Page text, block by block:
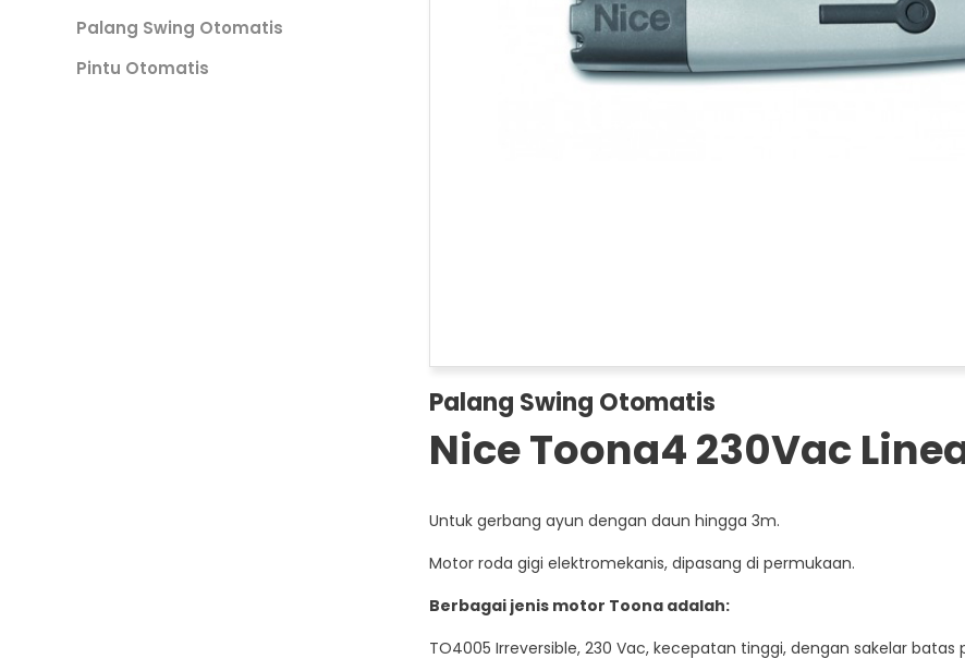
Palang Swing Otomatis
Pintu Otomatis
Palang Swing Otomatis
Nice Toona4 230Vac
Untuk gerbang ayun dengan daun hingga 3m.
Motor roda gigi elektromekanis, dipasang di permukaan.
Berbagai jenis motor Toona adalah:
TO4005 Irreversible, 230 Vac, kecepatan tinggi, dengan sakelar batas